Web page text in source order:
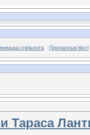
спільнота Прочанські вісті
Тараса